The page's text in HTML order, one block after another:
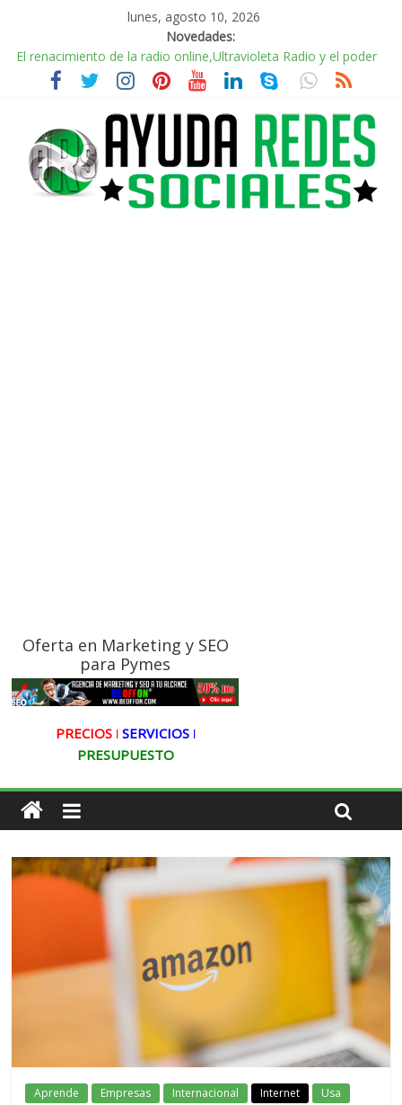
lunes, agosto 10, 2026
Novedades:
El renacimiento de la radio online,Ultravioleta Radio y el poder
de la música nostálgica
Incorporando Video Shorts de YouTube en WordPress
Radio Taxi Aljarafe y Redes Sociales Conduciendo hacia la
Conexión Digital
Radio Taxi Aljarafe tel 653404040 el Servicio Esencial de
Movilidad en Aljarafe
AVISPEX PLUS FORTE correctamente para proteger tu entorno
Oferta en Marketing y SEO
para Pymes
PRECIOS ǀ SERVICIOS ǀ
PRESUPUESTO
Aprende Empresas Internacional Internet
Usa